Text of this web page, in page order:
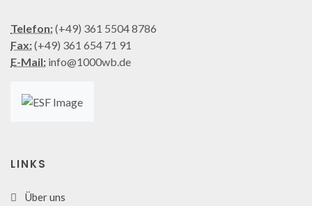
Telefon:(+49) 361 5504 8786
Fax:(+49) 361 654 71 91
E-Mail: info@1000wb.de
LINKS
Über uns